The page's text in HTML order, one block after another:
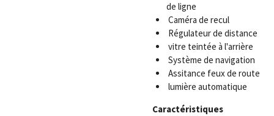
de ligne
Caméra de recul
Régulateur de distance
vitre teintée à l'arrière
Système de navigation
Assitance feux de route
lumière automatique
Caractéristiques